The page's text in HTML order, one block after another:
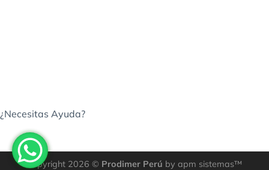
¿Necesitas Ayuda?
Copyright 2026 © Prodimer Perú by apm sistemas™